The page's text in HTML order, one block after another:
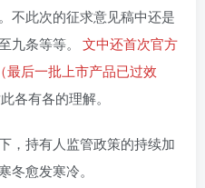
不此次的征求意见稿中还是
九条等等。
文中还首次官方
最后一批上市产品已过效
各有各的理解。
，持有人监管政策的持续加
冬愈发寒冷。